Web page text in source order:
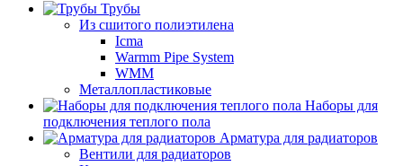
Трубы
Из сшитого полиэтилена
Icma
Warmm Pipe System
WMM
Металлопластиковые
Наборы для
подключения теплого пола
Арматура для радиаторов
Вентили для радиаторов